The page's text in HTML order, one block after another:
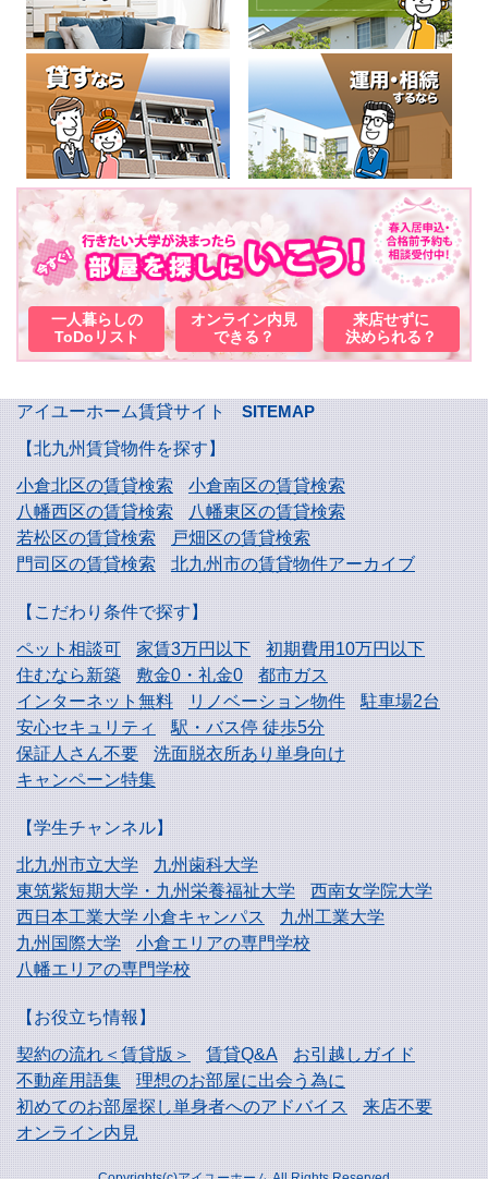
一人暮らしの
ToDoリスト
オンライン内見
できる？
来店せずに
決められる？
アイユーホーム賃貸サイト
SITEMAP
【北九州賃貸物件を探す】
小倉北区の賃貸検索
小倉南区の賃貸検索
八幡西区の賃貸検索
八幡東区の賃貸検索
若松区の賃貸検索
戸畑区の賃貸検索
門司区の賃貸検索
北九州市の賃貸物件アーカイブ
【こだわり条件で探す】
ペット相談可
家賃3万円以下
初期費用10万円以下
住むなら新築
敷金0・礼金0
都市ガス
インターネット無料
リノベーション物件
駐車場2台
安心セキュリティ
駅・バス停 徒歩5分
保証人さん不要
洗面脱衣所あり単身向け
キャンペーン特集
【学生チャンネル】
北九州市立大学
九州歯科大学
東筑紫短期大学・九州栄養福祉大学
西南女学院大学
西日本工業大学小倉キャンパス
九州工業大学
九州国際大学
小倉エリアの専門学校
八幡エリアの専門学校
【お役立ち情報】
契約の流れ＜賃貸版＞
賃貸Q&A
お引越しガイド
不動産用語集
理想のお部屋に出会う為に
初めてのお部屋探し単身者へのアドバイス
来店不要
オンライン内見